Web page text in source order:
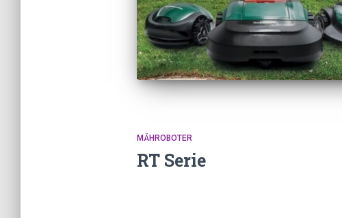
MÄHROBOTER
RT Serie